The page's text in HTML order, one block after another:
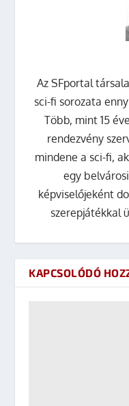
Az SFportal
sci-fi sorozata
Több, mint 15
rendezvény
mindene a sci-fi,
egy
képviselőjeként
szerepjátékkal
KAPCSOLÓDÓ